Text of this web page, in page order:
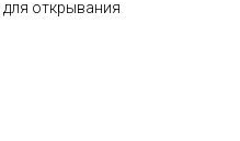
для открывания